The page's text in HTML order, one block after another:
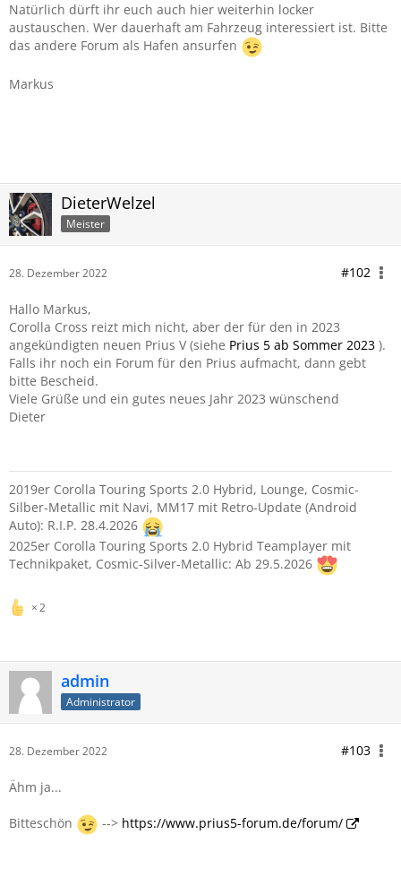
Natürlich dürft ihr euch auch hier weiterhin locker
austauschen. Wer dauerhaft am Fahrzeug interessiert ist. Bitte
das andere Forum als Hafen ansurfen
Markus
DieterWelzel
Meister
28. Dezember 2022 #102
Hallo Markus,
Corolla Cross reizt mich nicht, aber der für den in 2023
angekündigten neuen Prius V (siehe Prius 5 ab Sommer 2023 ).
Falls ihr noch ein Forum für den Prius aufmacht, dann gebt
bitte Bescheid.
Viele Grüße und ein gutes neues Jahr 2023 wünschend
Dieter
2019er Corolla Touring Sports 2.0 Hybrid, Lounge, Cosmic-
Silber-Metallic mit Navi, MM17 mit Retro-Update (Android
Auto): R.I.P. 28.4.2026
2025er Corolla Touring Sports 2.0 Hybrid Teamplayer mit
Technikpaket, Cosmic-Silver-Metallic: Ab 29.5.2026
2
admin
Administrator
28. Dezember 2022 #103
Ähm ja...
Bitteschön --> https://www.prius5-forum.de/forum/